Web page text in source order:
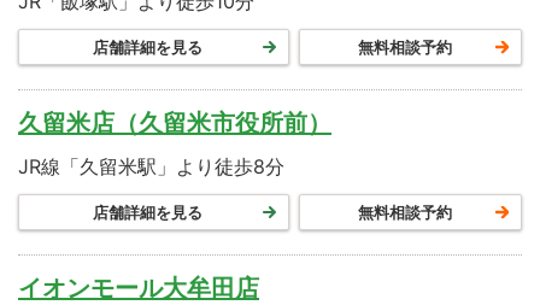
店舗詳細を見る 無料相談予約
久留米店（久留米市役所前）
JR線「久留米駅」より徒歩8分
店舗詳細を見る 無料相談予約
イオンモール大牟田店